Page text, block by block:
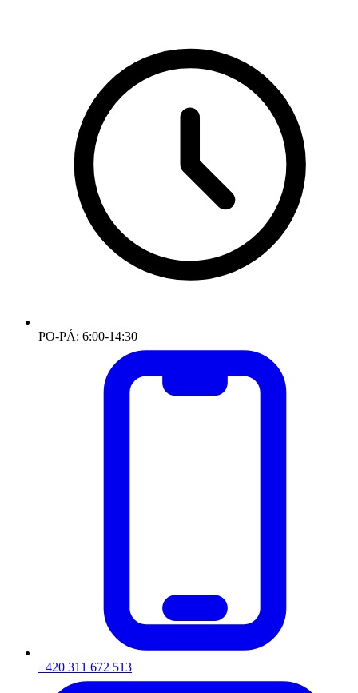
PO-PÁ: 6:00-14:30
+420 311 672 513